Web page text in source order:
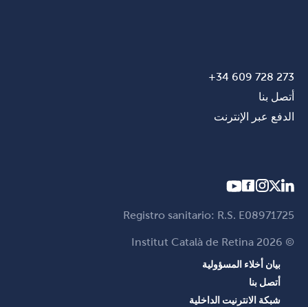
273 728 609 34+
أتصل بنا
الدفع عبر الإنترنت
Registro sanitario: R.S. E08971725
© Institut Català de Retina 2026
بيان أخلاء المسؤولية
أتصل بنا
شبكة الانترنيت الداخلية